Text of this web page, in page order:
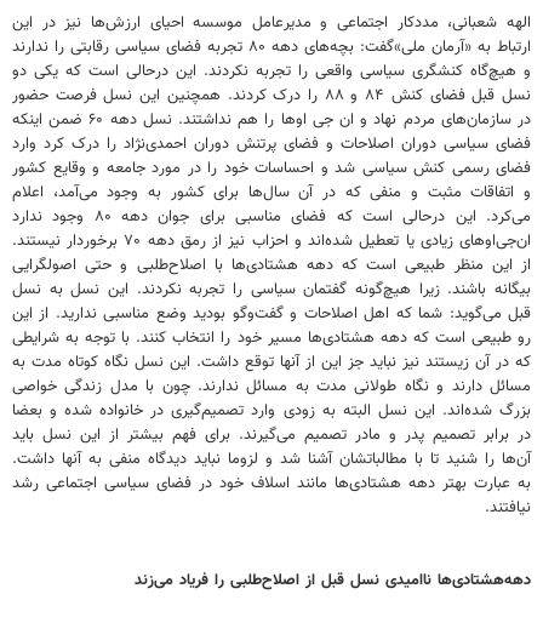
الهه شعبانی، مددکار اجتماعی و مدیرعامل موسسه احیای ارزش‌ها نیز در این
ارتباط به «آرمان ملی»گفت: بچه‌های دهه ۸۰ تجربه فضای سیاسی رقابتی را ندارند
و هیچ‌گاه کنشگری سیاسی واقعی را تجربه نکردند. این درحالی است که یکی دو
نسل قبل فضای کنش ۸۴ و ۸۸ را درک کردند. همچنین این نسل فرصت حضور
در سازمان‌های مردم نهاد و ان جی اوها را هم نداشتند. نسل دهه ۶۰ ضمن اینکه
فضای سیاسی دوران اصلاحات و فضای پرتنش دوران احمدی‌نژاد را درک کرد وارد
فضای رسمی کنش سیاسی شد و احساسات خود را در مورد جامعه و وقایع کشور
و اتفاقات مثبت و منفی که در آن سال‌ها برای کشور به وجود می‌آمد، اعلام
می‌کرد. این درحالی است که فضای مناسبی برای جوان دهه ۸۰ وجود ندارد
ان‌جی‌اوهای زیادی یا تعطیل شده‌اند و احزاب نیز از رمق دهه ۷۰ برخوردار نیستند.
از این منظر طبیعی است که دهه ‌هشتادی‌ها با اصلاح‌طلبی و حتی اصولگرایی
بیگانه باشند. زیرا هیچ‌گونه گفتمان سیاسی را تجربه نکردند. این نسل به نسل
قبل می‌گوید: شما که اهل اصلاحات و گفت‌وگو بودید وضع مناسبی ندارید. از این
رو طبیعی است که دهه هشتادی‌ها مسیر خود را انتخاب کنند. با توجه به شرایطی
که در آن زیستند نیز نباید جز این از آنها توقع داشت. این نسل نگاه کوتاه مدت به
مسائل دارند و نگاه طولانی مدت به مسائل ندارند. چون با مدل زندگی خواصی
بزرگ شده‌اند. این نسل البته به زودی وارد تصمیم‌گیری در خانواده شده و بعضا
در برابر تصمیم پدر و مادر تصمیم می‌گیرند. برای فهم بیشتر از این نسل باید
آن‌ها را شنید تا با مطالباتشان آشنا شد و لزوما نباید دیدگاه منفی به آنها داشت.
به عبارت بهتر دهه‌ هشتادی‌ها مانند اسلاف خود در فضای سیاسی اجتماعی رشد
نیافتند.
دهه‌هشتادی‌ها ناامیدی نسل قبل از اصلاح‌طلبی را فریاد می‌زند